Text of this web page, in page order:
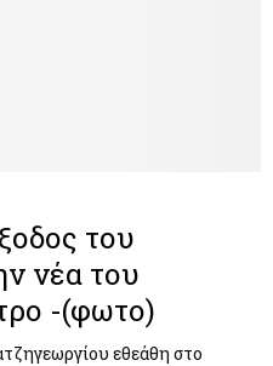
του
νέα του
-(φωτο)
εθεάθη στο